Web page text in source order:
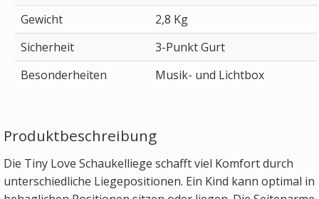
Gewicht
2,8 Kg
Sicherheit
3-Punkt Gurt
Besonderheiten
Musik- und Lichtbox
Produktbeschreibung
Die Tiny Love Schaukelliege schafft viel Komfort durch
unterschiedliche Liegepositionen. Ein Kind kann optimal in